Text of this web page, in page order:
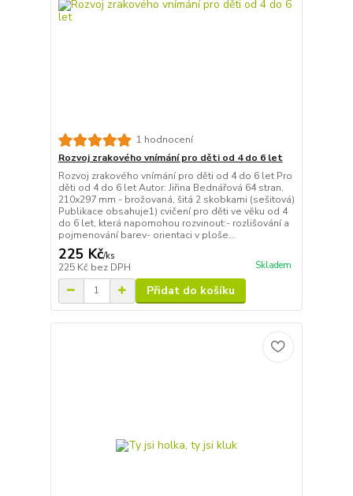
1 hodnocení
Rozvoj zrakového vnímání pro děti od 4 do 6 let
Rozvoj zrakového vnímání pro děti od 4 do 6 let Pro
děti od 4 do 6 let Autor: Jiřina Bednářová 64 stran,
210x297 mm - brožovaná, šitá 2 skobkami (sešitová)
Publikace obsahuje1) cvičení pro děti ve věku od 4
do 6 let, která napomohou rozvinout:- rozlišování a
pojmenování barev- orientaci v ploše...
225 Kč/ks
225 Kč bez DPH Skladem
Přidat do košíku